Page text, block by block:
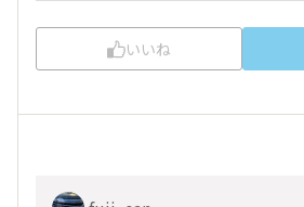
いいね